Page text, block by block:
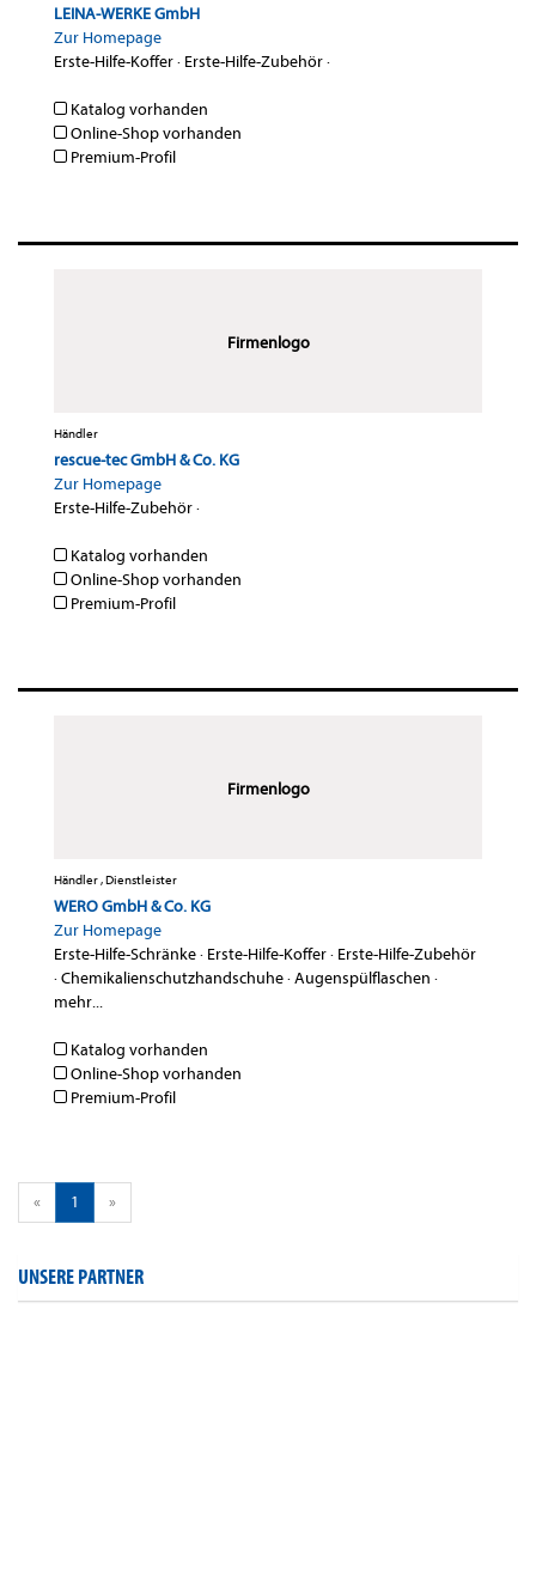
LEINA-WERKE GmbH
Zur Homepage
Erste-Hilfe-Koffer· Erste-Hilfe-Zubehör·
Katalog vorhanden
Online-Shop vorhanden
Premium-Profil
Firmenlogo
Händler
rescue-tec GmbH & Co. KG
Zur Homepage
Erste-Hilfe-Zubehör·
Katalog vorhanden
Online-Shop vorhanden
Premium-Profil
Firmenlogo
Händler , Dienstleister
WERO GmbH & Co. KG
Zur Homepage
Erste-Hilfe-Schränke· Erste-Hilfe-Koffer· Erste-Hilfe-Zubehör
·Chemikalienschutzhandschuhe·Augenspülflaschen ·
mehr...
Katalog vorhanden
Online-Shop vorhanden
Premium-Profil
« 1 »
UNSERE PARTNER